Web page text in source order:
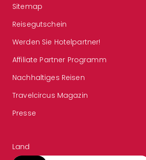
Sitemap
Reisegutschein
Werden Sie Hotelpartner!
Affiliate Partner Programm
Nachhaltiges Reisen
Travelcircus Magazin
Presse
Land